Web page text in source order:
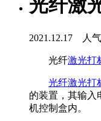
光纤激
2021.12.17 人气
光纤激光打
光纤激光打
的装置，其输入
机控制盒内。